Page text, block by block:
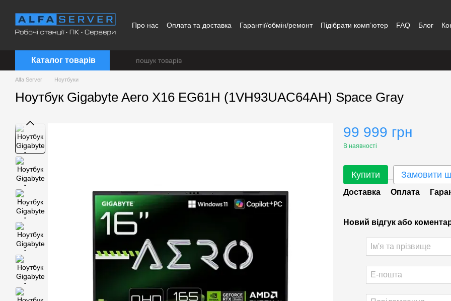
Про нас Оплата та доставка Гарантії/обмін/ремонт Підібрати комп’ютер FAQ Блог
Каталог товарів
Alfa Server Ноутбуки
Ноутбук Gigabyte Aero X16 EG61H (1VH93UAC64AH) Space Gray
99 999 грн
В наявності
Купити Замовити
Доставка Оплата
Новий відгук або